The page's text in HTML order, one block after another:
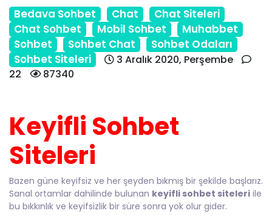
Bedava Sohbet Chat
Chat Siteleri
Chat Sohbet
Mobil Sohbet
Muhabbet
Sohbet
Sohbet Chat
Sohbet Odaları
Sohbet Siteleri
3 Aralık 2020, Perşembe
22
87340
Keyifli Sohbet
Siteleri
Bazen güne keyifsiz ve her şeyden bıkmış bir şekilde başlarız.
Sanal ortamlar dahilinde bulunan keyifli sohbet siteleri ile
bu bıkkınlık ve keyifsizlik bir süre sonra yok olur gider.